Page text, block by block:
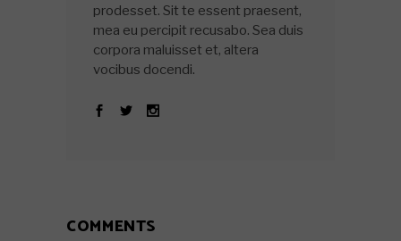
prodesset. Sit te essent praesent,
mea eu percipit recusabo. Sea duis
corpora maluisset et, altera
vocibus docendi.
COMMENTS